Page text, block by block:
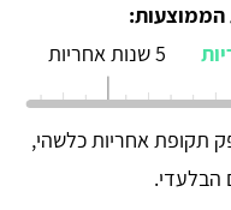
5 שנות אחריות
תקופת אחריות כלשהי,
הבלעדי.